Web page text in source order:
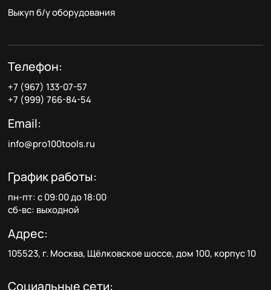
Выкуп б/у оборудования
Телефон:
+7 (967) 133-07-57
+7 (999) 766-84-54
Email:
info@pro100tools.ru
График работы:
пн-пт: с 09:00 до 18:00
сб-вс: выходной
Адрес:
105523, г. Москва, Щёлковское шоссе, дом 100, корпус 10
Социальные сети: